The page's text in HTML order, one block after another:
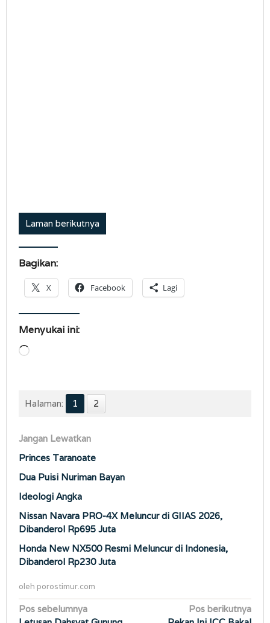
Laman berikutnya
Bagikan:
X Facebook Lagi
Menyukai ini:
Memuat...
Halaman: 1 2
Jangan Lewatkan
Princes Taranoate
Dua Puisi Nuriman Bayan
Ideologi Angka
Nissan Navara PRO-4X Meluncur di GIIAS 2026,
Dibanderol Rp695 Juta
Honda New NX500 Resmi Meluncur di Indonesia,
Dibanderol Rp230 Juta
oleh porostimur.com
Navigasi
Pos sebelumnya
Pos berikutnya